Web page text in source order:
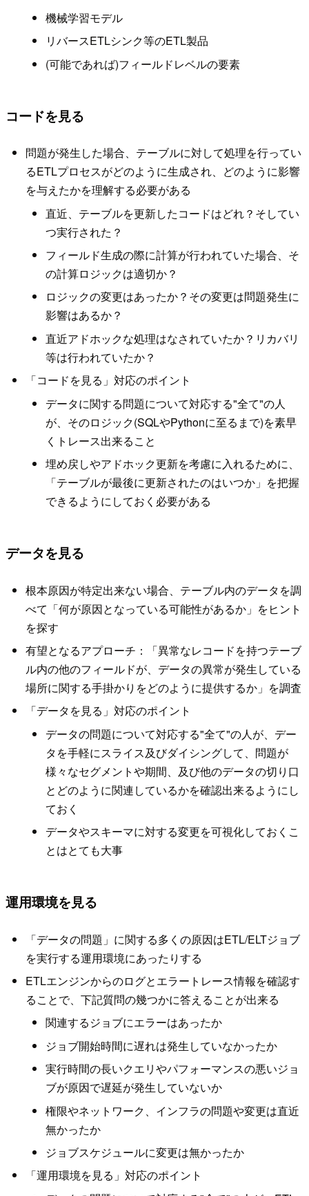
機械学習モデル
リバースETLシンク等のETL製品
(可能であれば)フィールドレベルの要素
コードを見る
問題が発生した場合、テーブルに対して処理を行ってい
るETLプロセスがどのように生成され、どのように影響
を与えたかを理解する必要がある
直近、テーブルを更新したコードはどれ？そしてい
つ実行された？
フィールド生成の際に計算が行われていた場合、そ
の計算ロジックは適切か？
ロジックの変更はあったか？その変更は問題発生に
影響はあるか？
直近アドホックな処理はなされていたか？リカバリ
等は行われていたか？
「コードを見る」対応のポイント
データに関する問題について対応する"全て"の人
が、そのロジック(SQLやPythonに至るまで)を素早
くトレース出来ること
埋め戻しやアドホック更新を考慮に入れるために、
「テーブルが最後に更新されたのはいつか」を把握
できるようにしておく必要がある
データを見る
根本原因が特定出来ない場合、テーブル内のデータを調
べて「何が原因となっている可能性があるか」をヒント
を探す
有望となるアプローチ：「異常なレコードを持つテーブ
ル内の他のフィールドが、データの異常が発生している
場所に関する手掛かりをどのように提供するか」を調査
「データを見る」対応のポイント
データの問題について対応する"全て"の人が、デー
タを手軽にスライス及びダイシングして、問題が
様々なセグメントや期間、及び他のデータの切り口
とどのように関連しているかを確認出来るようにし
ておく
データやスキーマに対する変更を可視化しておくこ
とはとても大事
運用環境を見る
「データの問題」に関する多くの原因はETL/ELTジョブ
を実行する運用環境にあったりする
ETLエンジンからのログとエラートレース情報を確認す
ることで、下記質問の幾つかに答えることが出来る
関連するジョブにエラーはあったか
ジョブ開始時間に遅れは発生していなかったか
実行時間の長いクエリやパフォーマンスの悪いジョ
ブが原因で遅延が発生していないか
権限やネットワーク、インフラの問題や変更は直近
無かったか
ジョブスケジュールに変更は無かったか
「運用環境を見る」対応のポイント